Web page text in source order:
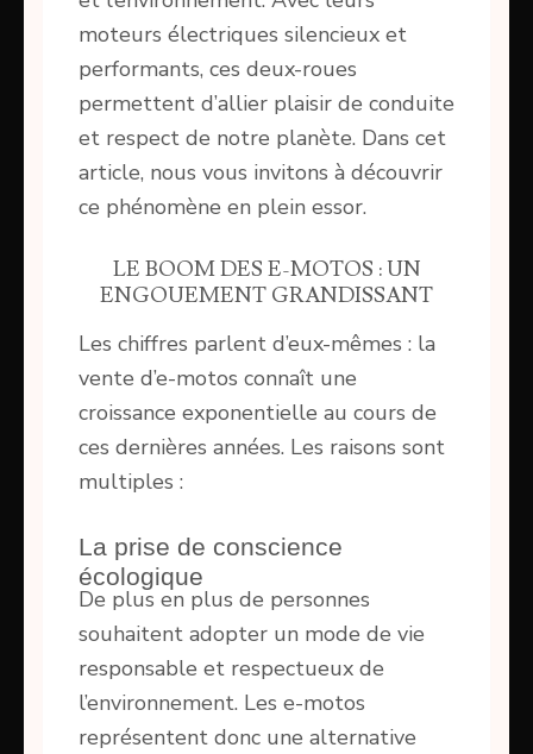
moteurs électriques silencieux et
performants, ces deux-roues
permettent d’allier plaisir de conduite
et respect de notre planète. Dans cet
article, nous vous invitons à découvrir
ce phénomène en plein essor.
LE BOOM DES E-MOTOS : UN
ENGOUEMENT GRANDISSANT
Les chiffres parlent d’eux-mêmes : la
vente d’e-motos connaît une
croissance exponentielle au cours de
ces dernières années. Les raisons sont
multiples :
La prise de conscience
écologique
De plus en plus de personnes
souhaitent adopter un mode de vie
responsable et respectueux de
l’environnement. Les e-motos
représentent donc une alternative